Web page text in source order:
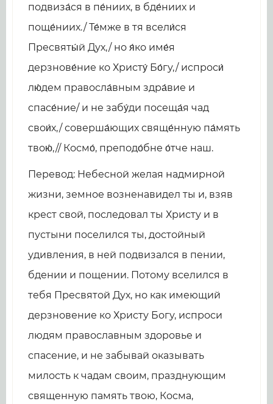
подвиза́ся в пе́ниих, в бде́ниих и
поще́ниих./ Те́мже в тя всели́ся
Пресвяты́й Дух,/ но я́ко име́я
дерзнове́ние ко Христу́ Бо́гу,/ испроси́
лю́дем правосла́вным здра́вие и
спасе́ние/ и не забу́ди посеща́я чад
свои́х,/ соверша́ющих свяще́нную па́мять
твою́,// Космо́, преподо́бне о́тче наш.
Перевод: Небесной желая надмирной
жизни, земное возненавидел ты и, взяв
крест свой, последовал ты Христу и в
пустыни поселился ты, достойный
удивления, в ней подвизался в пении,
бдении и пощении. Потому вселился в
тебя Пресвятой Дух, но как имеющий
дерзновение ко Христу Богу, испроси
людям православным здоровье и
спасение, и не забывай оказывать
милость к чадам своим, празднующим
священную память твою, Косма,